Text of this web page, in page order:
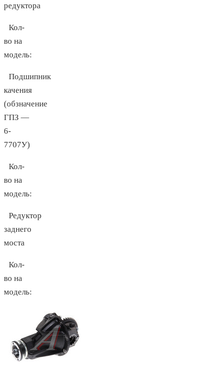
редуктора
Кол-
во на
модель:
Подшипник
качения
(обзначение
ГПЗ —
6-
7707У)
Кол-
во на
модель:
Редуктор
заднего
моста
Кол-
во на
модель: